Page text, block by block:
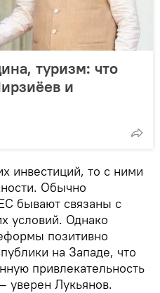
туризм: что
и
инвестиций, то с ними
Обычно
бывают связаны с
условий. Однако
позитивно
на Западе, что
привлекательность
уверен Лукьянов.